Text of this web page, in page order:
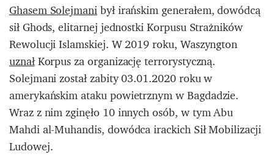
Ghasem Solejmanibył irańskim generałem, dowódcą
sił Ghods, elitarnej jednostki Korpusu Strażników
Rewolucji Islamskiej. W 2019 roku, Waszyngton
uznałKorpus za organizację terrorystyczną.
Solejmani został zabity 03.01.2020 roku w
amerykańskim ataku powietrznym w Bagdadzie.
Wraz z nim zginęło 10 innych osób, w tym Abu
Mahdi al-Muhandis, dowódca irackich Sił Mobilizacji
Ludowej.